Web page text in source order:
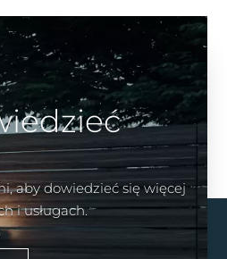
aby dowiedzieć się więcej
i usługach.